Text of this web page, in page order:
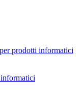
prodotti informatici